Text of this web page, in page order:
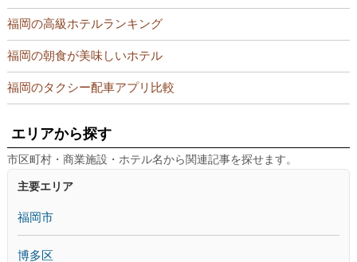
福岡の高級ホテルランキング
福岡の朝食が美味しいホテル
福岡のタクシー配車アプリ比較
エリアから探す
市区町村・商業施設・ホテル名から関連記事を探せます。
主要エリア
福岡市
博多区